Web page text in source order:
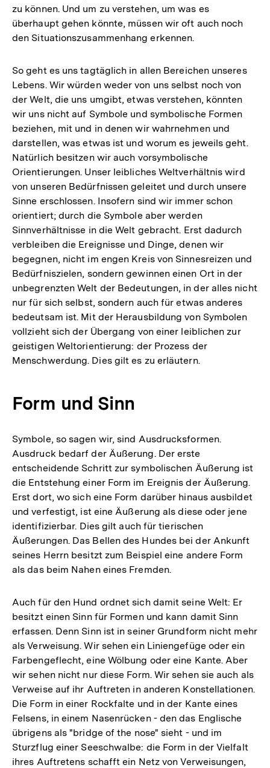
zu können. Und um zu verstehen, um was es
überhaupt gehen könnte, müssen wir oft auch noch
den Situationszusammenhang erkennen.
So geht es uns tagtäglich in allen Bereichen unseres
Lebens. Wir würden weder von uns selbst noch von
der Welt, die uns umgibt, etwas verstehen, könnten
wir uns nicht auf Symbole und symbolische Formen
beziehen, mit und in denen wir wahrnehmen und
darstellen, was etwas ist und worum es jeweils geht.
Natürlich besitzen wir auch vorsymbolische
Orientierungen. Unser leibliches Weltverhältnis wird
von unseren Bedürfnissen geleitet und durch unsere
Sinne erschlossen. Insofern sind wir immer schon
orientiert; durch die Symbole aber werden
Sinnverhältnisse in die Welt gebracht. Erst dadurch
verbleiben die Ereignisse und Dinge, denen wir
begegnen, nicht im engen Kreis von Sinnesreizen und
Bedürfniszielen, sondern gewinnen einen Ort in der
unbegrenzten Welt der Bedeutungen, in der alles nicht
nur für sich selbst, sondern auch für etwas anderes
bedeutsam ist. Mit der Herausbildung von Symbolen
vollzieht sich der Übergang von einer leiblichen zur
geistigen Weltorientierung: der Prozess der
Menschwerdung. Dies gilt es zu erläutern.
Form und Sinn
Symbole, so sagen wir, sind Ausdrucksformen.
Ausdruck bedarf der Äußerung. Der erste
entscheidende Schritt zur symbolischen Äußerung ist
die Entstehung einer Form im Ereignis der Äußerung.
Erst dort, wo sich eine Form darüber hinaus ausbildet
und verfestigt, ist eine Äußerung als diese oder jene
identifizierbar. Dies gilt auch für tierischen
Äußerungen. Das Bellen des Hundes bei der Ankunft
seines Herrn besitzt zum Beispiel eine andere Form
als das beim Nahen eines Fremden.
Auch für den Hund ordnet sich damit seine Welt: Er
besitzt einen Sinn für Formen und kann damit Sinn
erfassen. Denn Sinn ist in seiner Grundform nicht mehr
als Verweisung. Wir sehen ein Liniengefüge oder ein
Farbengeflecht, eine Wölbung oder eine Kante. Aber
wir sehen nicht nur diese Form. Wir sehen sie auch als
Verweise auf ihr Auftreten in anderen Konstellationen.
Die Form in einer Rockfalte und in der Kante eines
Felsens, in einem Nasenrücken - den das Englische
übrigens als "bridge of the nose" sieht - und im
Sturzflug einer Seeschwalbe: die Form in der Vielfalt
ihres Auftretens schafft ein Netz von Verweisungen,